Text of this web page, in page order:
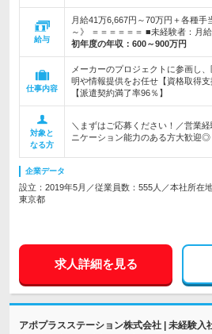
給与
月給41万6,667円～70万円＋各種手
～》 ＝＝＝＝＝＝ ■未経験者：月
初年度の年収： 600～900万円
仕事内容
メーカーのプロジェクトに参画し
明や情報提供をお任せ【資格取得支
【派遣契約満了率96％】
対象と
なる方
＼まずはご応募ください！／営業
ニケーション能力のある方大歓迎◎
企業データ
設立：2019年5月／従業員数：555人／本社所在地
東京都
求人詳細を見る
アポプラスステーション株式会社 | 未経験入